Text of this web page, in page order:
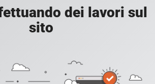
dei lavori sul
sito